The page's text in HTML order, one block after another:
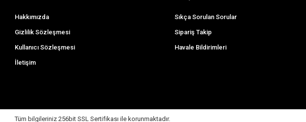
Hakkımızda
Gizlilik Sözleşmesi
Kullanıcı Sözleşmesi
İletişim
Sıkça Sorulan Sorular
Sipariş Takip
Havale Bildirimleri
Tüm bilgileriniz 256bit SSL Sertifikası ile korunmaktadır.